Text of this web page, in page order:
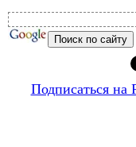
Подписаться на